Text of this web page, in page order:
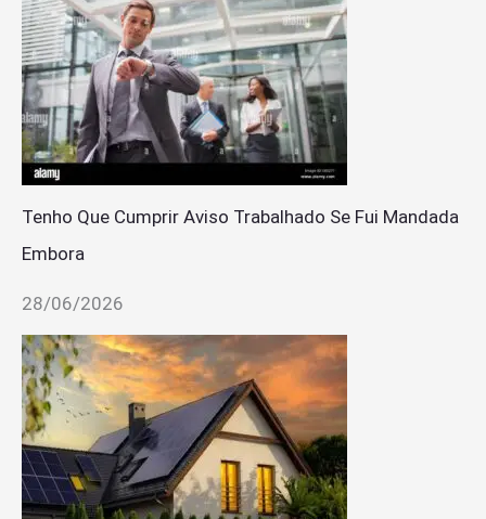
Tenho Que Cumprir Aviso Trabalhado Se Fui Mandada
Embora
28/06/2026